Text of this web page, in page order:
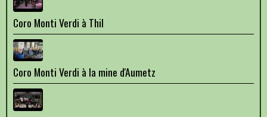
Coro Monti Verdi à Thil
Coro Monti Verdi à la mine d'Aumetz